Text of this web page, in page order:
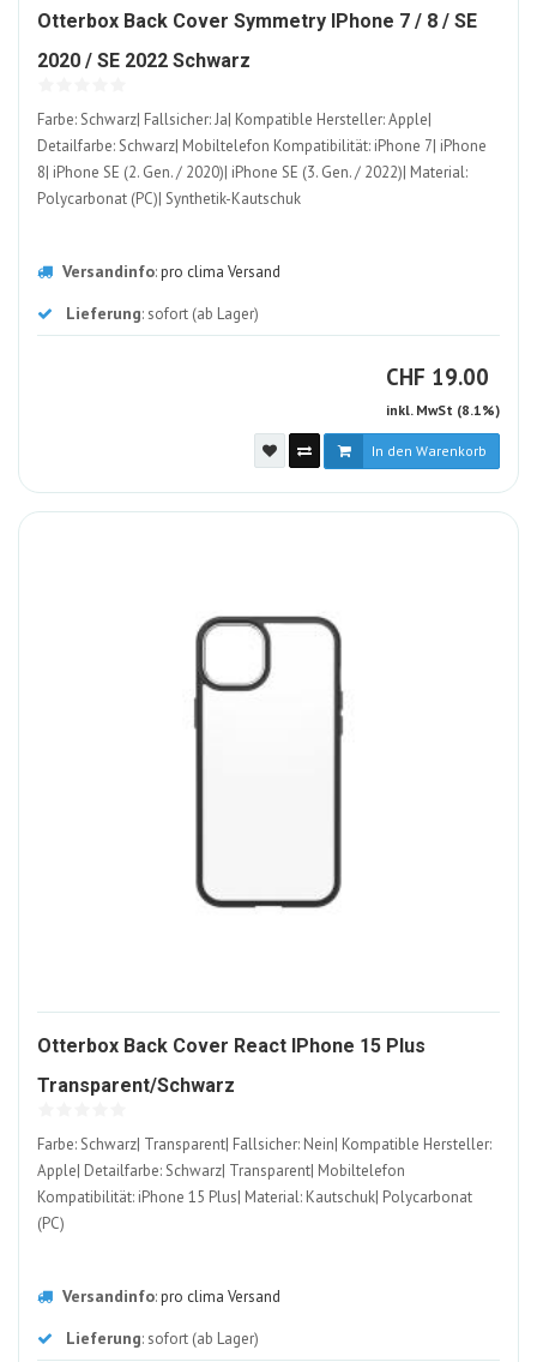
Otterbox Back Cover Symmetry IPhone 7 / 8 / SE
2020 / SE 2022 Schwarz
Farbe: Schwarz| Fallsicher: Ja| Kompatible Hersteller: Apple|
Detailfarbe: Schwarz| Mobiltelefon Kompatibilität: iPhone 7| iPhone
8| iPhone SE (2. Gen. / 2020)| iPhone SE (3. Gen. / 2022)| Material:
Polycarbonat (PC)| Synthetik-Kautschuk
Versandinfo:pro clima Versand
Lieferung: sofort (ab Lager)
CHF CHF
19.00
inkl. MwSt (8.1%)
In den Warenkorb
Otterbox Back Cover React IPhone 15 Plus
Transparent/Schwarz
Farbe: Schwarz| Transparent| Fallsicher: Nein| Kompatible Hersteller:
Apple| Detailfarbe: Schwarz| Transparent| Mobiltelefon
Kompatibilität: iPhone 15 Plus| Material: Kautschuk| Polycarbonat
(PC)
Versandinfo:pro clima Versand
Lieferung: sofort (ab Lager)